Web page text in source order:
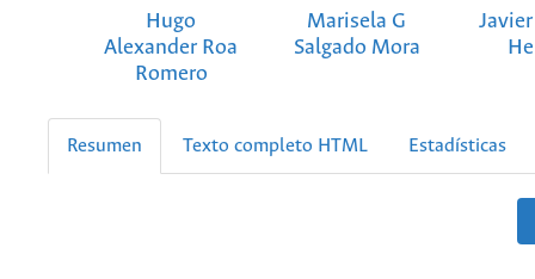
Hugo
Alexander Roa
Romero
Marisela G
Salgado Mora
Resumen Texto completo HTML Estadísticas